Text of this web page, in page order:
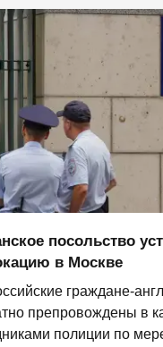
посольство
в Москве
граждане-
препровождены в
полиции по